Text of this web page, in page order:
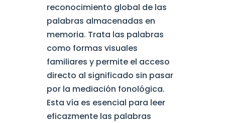
reconocimiento global de las
palabras almacenadas en
memoria. Trata las palabras
como formas visuales
familiares y permite el acceso
directo al significado sin pasar
por la mediación fonológica.
Esta vía es esencial para leer
eficazmente las palabras